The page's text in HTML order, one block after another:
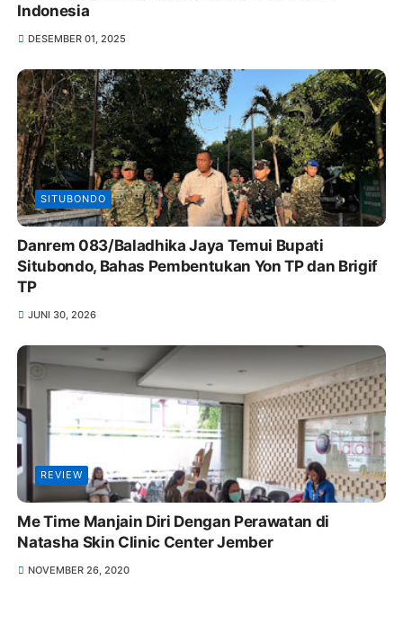
Indonesia
DESEMBER 01, 2025
SITUBONDO
Danrem 083/Baladhika Jaya Temui Bupati
Situbondo, Bahas Pembentukan Yon TP dan Brigif
TP
JUNI 30, 2026
REVIEW
Me Time Manjain Diri Dengan Perawatan di
Natasha Skin Clinic Center Jember
NOVEMBER 26, 2020